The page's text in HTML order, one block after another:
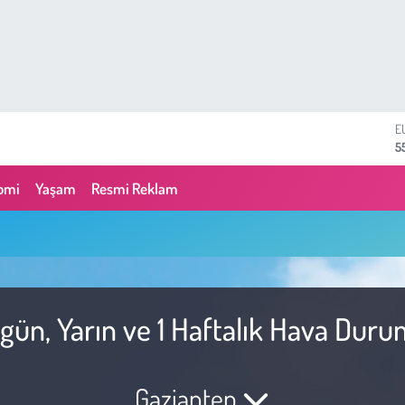
Yaşam Resmi Reklam
Yarın ve 1 Haftalık Hava
Gaziantep